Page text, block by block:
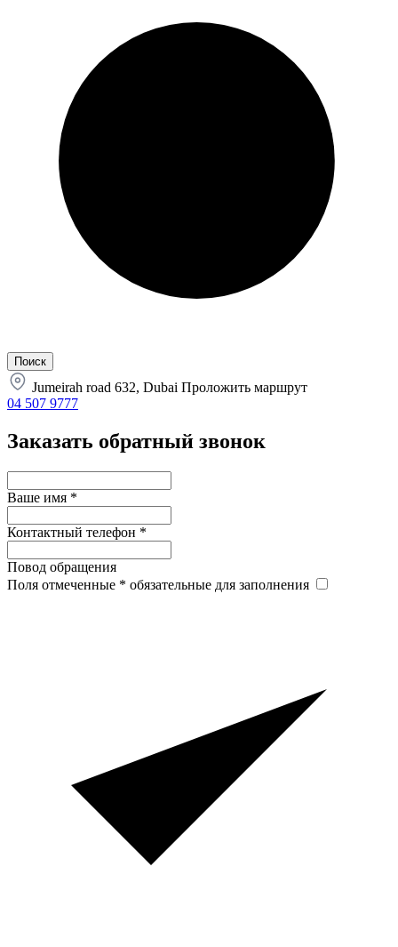
Jumeirah road 632, Dubai Проложить маршрут
04 507 9777
Заказать обратный звонок
Ваше имя *
Контактный телефон *
Повод обращения
Поля отмеченные * обязательные для заполнения